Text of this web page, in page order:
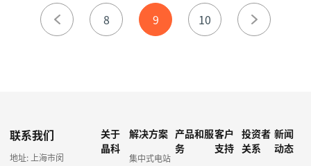
8 9 10
联系我们
地址: 上海市闵
关于
晶科
解决方案
集中式电站
产品和服
务
客户
支持
投资者
关系
新闻
动态